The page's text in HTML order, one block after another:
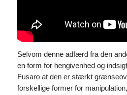
Selvom denne adfærd fra den
en form for hengivenhed og
Fusaro at den er stærkt
forskellige former for